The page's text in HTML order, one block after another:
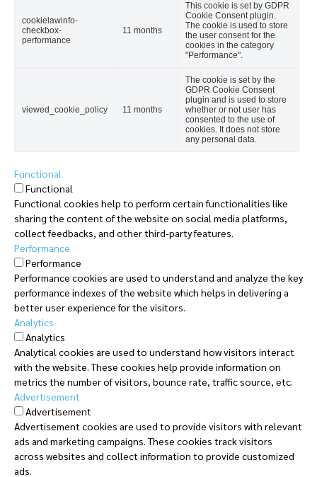
cookielawinfo-
checkbox-
performance
11 months
This cookie is set by GDPR
Cookie Consent plugin.
The cookie is used to store
the user consent for the
cookies in the category
"Performance".
viewed_cookie_policy 11 months
The cookie is set by the
GDPR Cookie Consent
plugin and is used to store
whether or not user has
consented to the use of
cookies. It does not store
any personal data.
Functional
Functional
Functional cookies help to perform certain functionalities like
sharing the content of the website on social media platforms,
collect feedbacks, and other third-party features.
Performance
Performance
Performance cookies are used to understand and analyze the key
performance indexes of the website which helps in delivering a
better user experience for the visitors.
Analytics
Analytics
Analytical cookies are used to understand how visitors interact
with the website. These cookies help provide information on
metrics the number of visitors, bounce rate, traffic source, etc.
Advertisement
Advertisement
Advertisement cookies are used to provide visitors with relevant
ads and marketing campaigns. These cookies track visitors
across websites and collect information to provide customized
ads.